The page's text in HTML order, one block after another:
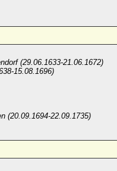
(29.06.1633-21.06.1672)
15.08.1696)
(20.09.1694-22.09.1735)